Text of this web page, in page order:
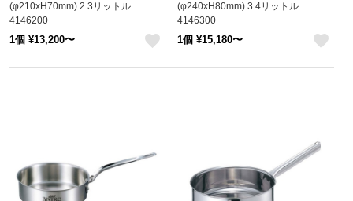
(φ210xH70mm) 2.3リットル
4146200
1個 ¥13,200〜
(φ240xH80mm) 3.4リットル
4146300
1個 ¥15,180〜